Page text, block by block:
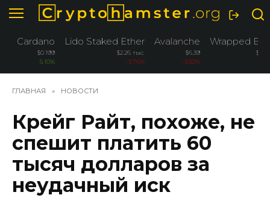
Перейти
содержанию
Cardano
$0.199
5.10%
Lido Staked Ether
$2.26 тыс.
-3.76%
Avalanche
$6.39
-3.50%
Wrapped
ГЛАВНАЯ » НОВОСТИ
Крейг Райт, похоже, не
спешит платить 60
тысяч долларов за
неудачный иск